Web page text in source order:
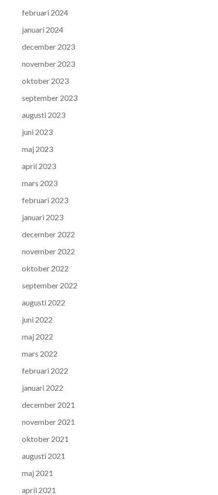
februari 2024
januari 2024
december 2023
november 2023
oktober 2023
september 2023
augusti 2023
juni 2023
maj 2023
april 2023
mars 2023
februari 2023
januari 2023
december 2022
november 2022
oktober 2022
september 2022
augusti 2022
juni 2022
maj 2022
mars 2022
februari 2022
januari 2022
december 2021
november 2021
oktober 2021
augusti 2021
maj 2021
april 2021